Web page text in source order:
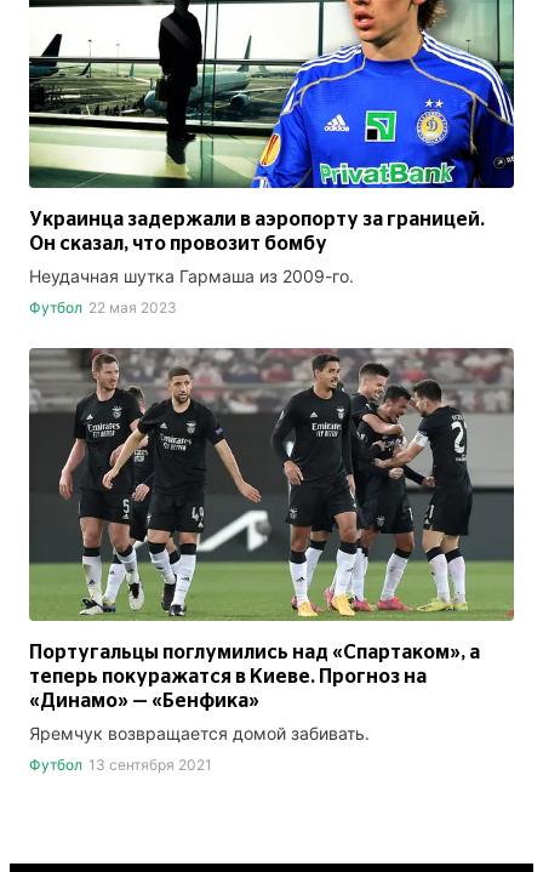
Украинца задержали в аэропорту за границей.
Он сказал, что провозит бомбу
Неудачная шутка Гармаша из 2009-го.
Футбол 22 мая 2023
Португальцы поглумились над «Спартаком», а
теперь покуражатся в Киеве. Прогноз на
«Динамо» — «Бенфика»
Яремчук возвращается домой забивать.
Футбол 13 сентября 2021